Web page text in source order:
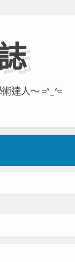
達人～ =^_^=